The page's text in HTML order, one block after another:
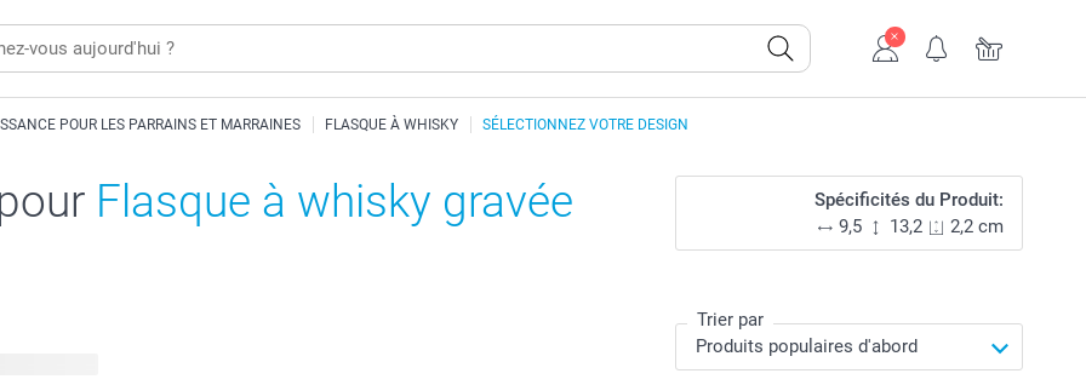
POUR LES PARRAINS ET MARRAINES FLASQUE À WHISKY SÉLECTIONNEZ VOTRE DESIGN
Flasque à whisky gravée
Spécificités du Produit:
9,5
13,2 2,2 cm
Trier par